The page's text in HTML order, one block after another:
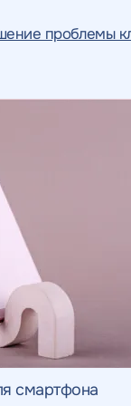
проблемы
смартфона